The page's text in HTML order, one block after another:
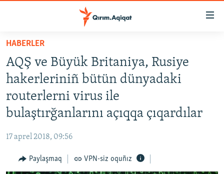
Esas
qaytmaq
Baş
navigatsiyağa
qaytmaq
Qıdıruvğa
SİYASET
İQTİSADİYAT
CEMİYET
İNSAN AQLARI
VİDEO
HABERLER
AQŞ ve Büyük Britaniya, Rusiye
hakerleriniñ bütün dünyadaki
routerlerni virus ile
bulaştırğanlarını açıqqa çıqardılar
17 aprel 2018, 09:56
Paylaşmaq VPN-siz oquñız